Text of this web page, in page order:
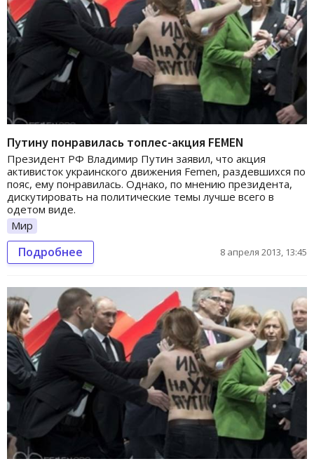
Путину понравилась топлес-акция FEMEN
Президент РФ Владимир Путин заявил, что акция
активисток украинского движения Femen, раздевшихся по
пояс, ему понравилась. Однако, по мнению президента,
дискутировать на политические темы лучше всего в
одетом виде.
Мир
Подробнее 8 апреля 2013, 13:45